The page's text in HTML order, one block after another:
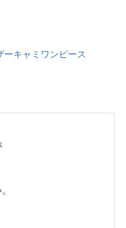
ーキャミワンピース